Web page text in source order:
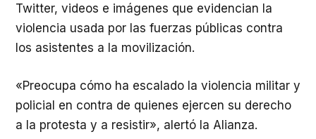
Twitter, videos e imágenes que evidencian la
violencia usada por las fuerzas públicas contra
los asistentes a la movilización.
«Preocupa cómo ha escalado la violencia militar y
policial en contra de quienes ejercen su derecho
a la protesta y a resistir», alertó la Alianza.